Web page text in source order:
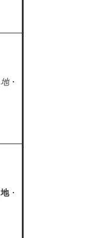
地・
地・